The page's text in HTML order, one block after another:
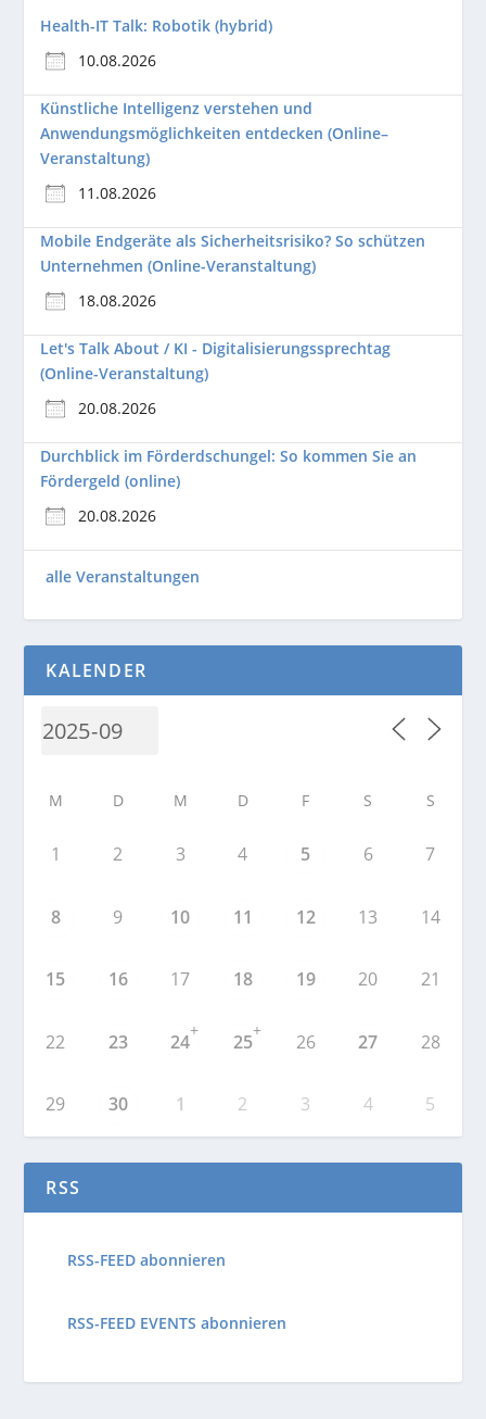
Health-IT Talk: Robotik (hybrid)
10.08.2026
Künstliche Intelligenz verstehen und
Anwendungsmöglichkeiten entdecken (Online–
Veranstaltung)
11.08.2026
Mobile Endgeräte als Sicherheitsrisiko? So schützen
Unternehmen (Online-Veranstaltung)
18.08.2026
Let's Talk About / KI - Digitalisierungssprechtag
(Online-Veranstaltung)
20.08.2026
Durchblick im Förderdschungel: So kommen Sie an
Fördergeld (online)
20.08.2026
alle Veranstaltungen
KALENDER
M D M D F S S
1 2 3 4 5 6 7
8 9 10 11 12 13 14
15 16 17 18 19 20 21
22 23 24
+
25
+
26 27 28
29 30 1 2 3 4 5
RSS
RSS-FEED abonnieren
RSS-FEED EVENTS abonnieren